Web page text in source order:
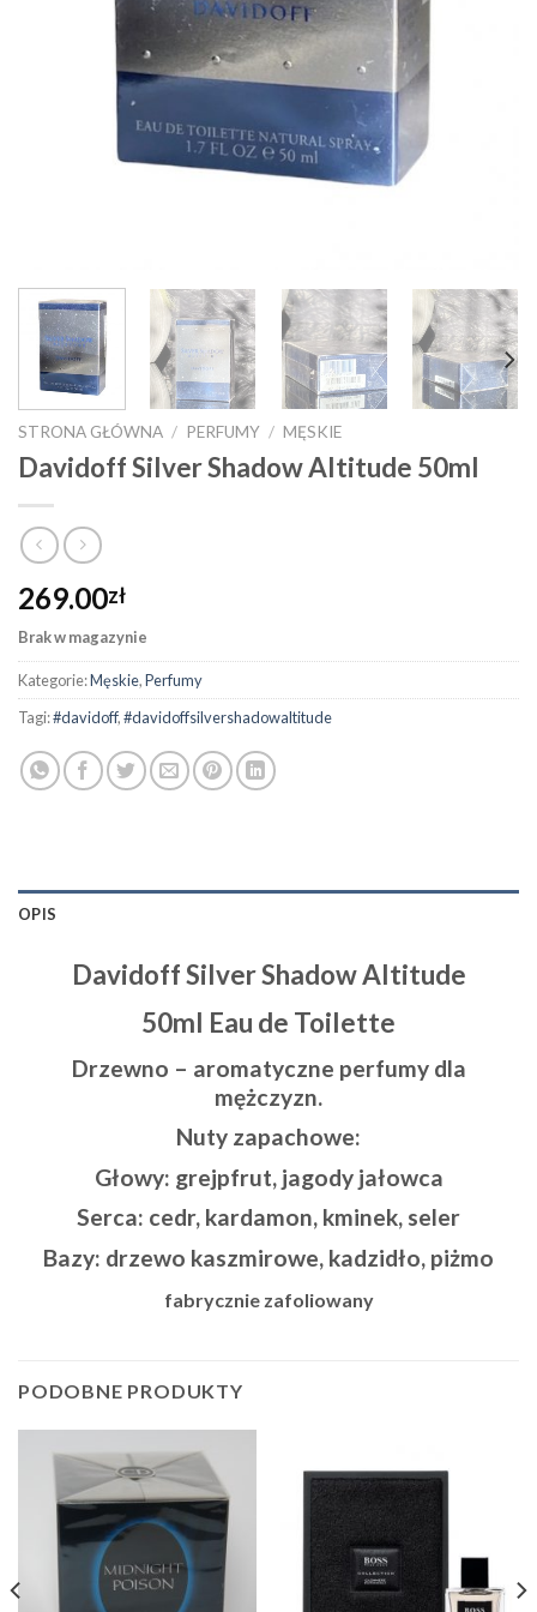
STRONA GŁÓWNA / PERFUMY / MĘSKIE
Davidoff Silver Shadow Altitude 50ml
269.00zł
Brak w magazynie
Kategorie:Męskie,Perfumy
Tagi:#davidoff,#davidoffsilvershadowaltitude
OPIS
Davidoff Silver Shadow Altitude
50ml Eau de Toilette
Drzewno – aromatyczne perfumy dla
mężczyzn.
Nuty zapachowe:
Głowy: grejpfrut, jagody jałowca
Serca: cedr, kardamon, kminek, seler
Bazy: drzewo kaszmirowe, kadzidło, piżmo
fabrycznie zafoliowany
PODOBNE PRODUKTY